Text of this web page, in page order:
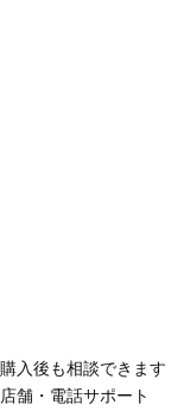
購入後も相談できます
店舗・電話サポート